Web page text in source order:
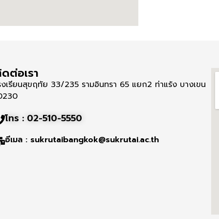
ต่อเรา
งเรียนสุขฤทัย 33/235 รามอินทรา 65 แยก2 ท่าแร้ง บางเขน
โทร : 02-510-5550
อีเมล : sukrutaibangkok@sukrutai.ac.th